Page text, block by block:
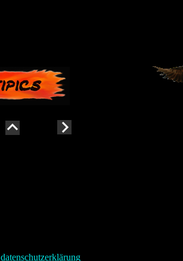
datenschutzerklärung